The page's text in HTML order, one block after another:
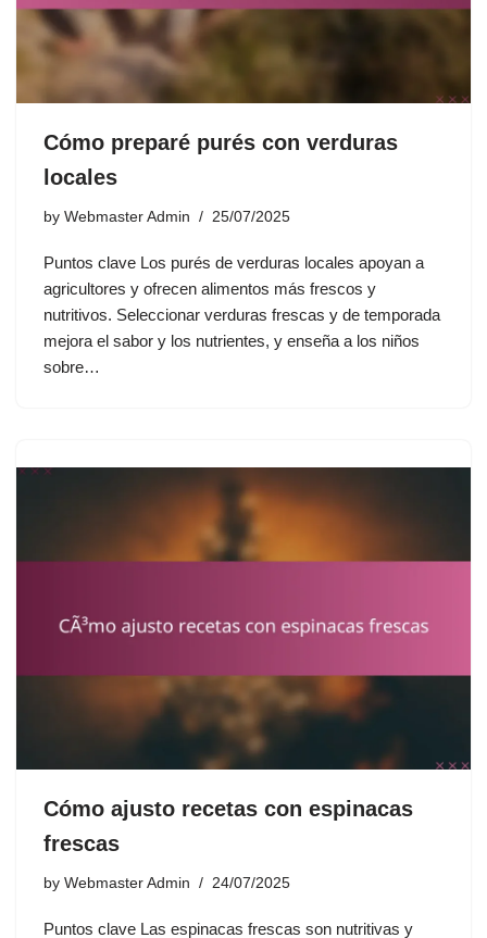
Cómo preparé purés con verduras
locales
by Webmaster Admin 25/07/2025
Puntos clave Los purés de verduras locales apoyan a
agricultores y ofrecen alimentos más frescos y
nutritivos. Seleccionar verduras frescas y de temporada
mejora el sabor y los nutrientes, y enseña a los niños
sobre…
Cómo ajusto recetas con espinacas
frescas
by Webmaster Admin 24/07/2025
Puntos clave Las espinacas frescas son nutritivas y